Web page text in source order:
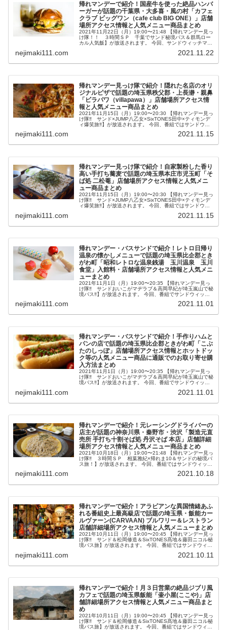
帰れマンデーで紹介！国産牛を使った絶品ハンバ
ーガーが話題の千葉県・大多喜・風の村「カフェ
クラブ ビッグワン（cafe club BIG ONE）」店舗
場所アクセス情報と人気メニュー商品まとめ
2021年11月22日（月）19:00〜21:48 【帰れマンデー見っ
け隊！！ ３時間ＳＰ 千葉でサンド秘境バス＆群馬ロー
カル人気飯】が放送されます。 今回、サンドウィッチマン
nejimaki111.com 2021.11.22
帰れマンデー見っけ隊で紹介！隠れた名店のオリ
ジナルピザで話題の埼玉県秩父郡・上長瀞・親鼻
「ビラパワ（villapawa）」店舗場所アクセス情
報と人気メニュー商品まとめ
2021年11月15日（月）19:00〜20:30 【帰れマンデー見っ
け隊‼ サンド×JUMP八乙女×SixTONES田中×ティモンデ
ィ爆笑旅‼】が放送されます。 今回、番組ではサンドウィ
nejimaki111.com 2021.11.15
帰れマンデー見っけ隊で紹介！自家製粉した香り
高い手打ち蕎麦で話題の埼玉県本庄市児玉町「そ
ば処 二松菴」店舗場所アクセス情報と人気メニ
ュー商品まとめ
2021年11月15日（月）19:00〜20:30 【帰れマンデー見っ
け隊‼ サンド×JUMP八乙女×SixTONES田中×ティモンデ
ィ爆笑旅‼】が放送されます。 今回、番組ではサンドウィ
nejimaki111.com 2021.11.15
帰れマンデー・バスサンドで紹介！レトロ日帰り
温泉の懐かしメニューで話題の埼玉県比企郡とき
がわ町「昭和レトロな温泉銭湯 玉川温泉 玉川
食堂」入館料・店舗場所アクセス情報と人気メニ
ューまとめ
2021年11月1日（月）19:00〜20:35 【帰れマンデー見っ
け隊‼ サンドおいこがマヂラブ＆高岡早紀が埼玉嵐山で秘
境バス‼】が放送されます。 今回、番組でサンドウィッチ
nejimaki111.com 2021.11.01
帰れマンデー・バスサンドで紹介！手作りハムと
パンの店で話題の埼玉県比企郡ときがわ町「こぶ
たのしっぽ」店舗場所アクセス情報とホットドッ
ク等の人気メニュー商品に通販でのお取り寄せ購
入方法まとめ
2021年11月1日（月）19:00〜20:35 【帰れマンデー見っ
け隊‼ サンドおいこがマヂラブ＆高岡早紀が埼玉嵐山で秘
境バス‼】が放送されます。 今回、番組でサンドウィッチ
nejimaki111.com 2021.11.01
帰れマンデーで紹介！元レーシングドライバーの
店主が話題の神奈川県・秦野市・渋沢「製造元直
売所 手打ち十割そば処 丹沢そば 本店」店舗詳細
場所アクセス情報と人気メニュー商品まとめ
2021年10月18日（月）19:00〜21:48 【帰れマンデー見っ
け隊‼ ３時間ＳＰ 相葉雅紀×帰れま10＆サンドの秘境バ
ス旅！】が放送されます。 今回、番組ではサンドウィッチ
nejimaki111.com 2021.10.18
帰れマンデーで紹介！アラビアンな異国情緒あふ
れる番組史上最高級店で話題の埼玉県・飯能カー
ルヴァーン(CARVAAN) ブルワリー＆レストラン
店舗詳細場所アクセス情報と人気メニューまとめ
2021年10月11日（月）19:00〜20:45 【帰れマンデー見っ
け隊‼ サンド＆松岡修造＆SixTONES髙地＆藤田ニコル秘
境バス旅】が放送されます。 今回、番組ではサンドウィッ
nejimaki111.com 2021.10.11
帰れマンデーで紹介！月３日営業の絶品ジブリ風
カフェで話題の埼玉県飯能「壷小屋(ここや)」店
舗詳細場所アクセス情報と人気メニュー商品まと
め
2021年10月11日（月）19:00〜20:45 【帰れマンデー見っ
け隊‼ サンド＆松岡修造＆SixTONES髙地＆藤田ニコル秘
境バス旅】が放送されます。 今回、番組ではサンドウィッ